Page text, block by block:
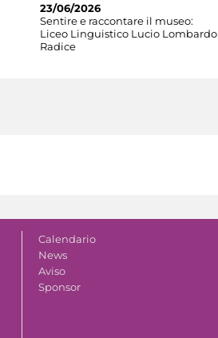
23/06/2026
Sentire e raccontare il museo:
Liceo Linguistico Lucio Lombardo
Radice
Calendario
News
Aviso
Sponsor